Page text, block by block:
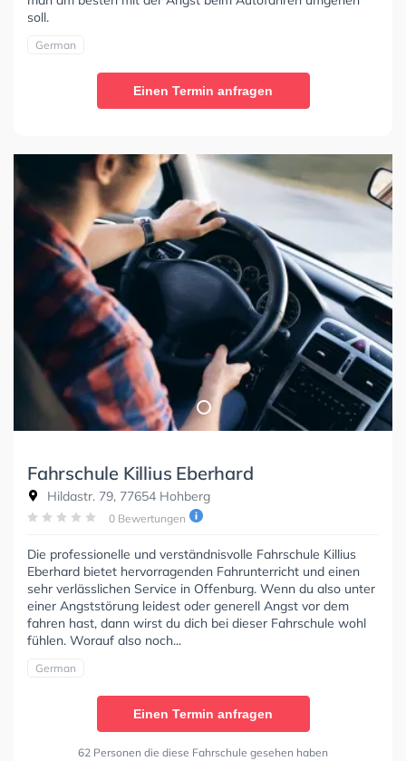
soll.
German
Einen Termin anfragen
Fahrschule Killius Eberhard
Hildastr. 79, 77654 Hohberg
0 Bewertungen
Die professionelle und verständnisvolle Fahrschule Killius
Eberhard bietet hervorragenden Fahrunterricht und einen
sehr verlässlichen Service in Offenburg. Wenn du also unter
einer Angststörung leidest oder generell Angst vor dem
fahren hast, dann wirst du dich bei dieser Fahrschule wohl
fühlen. Worauf also noch...
German
Einen Termin anfragen
62 Personen die diese Fahrschule gesehen haben